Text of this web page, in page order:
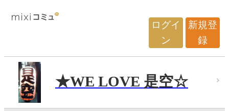
ログイ
ン
新規登
録
★WE LOVE 是空☆